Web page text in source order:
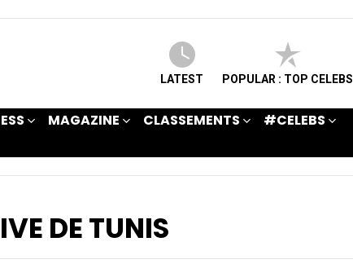
LATEST POPULAR : TOP CELEBS
MAGAZINE CLASSEMENTS
#CELEBS
DE TUNIS